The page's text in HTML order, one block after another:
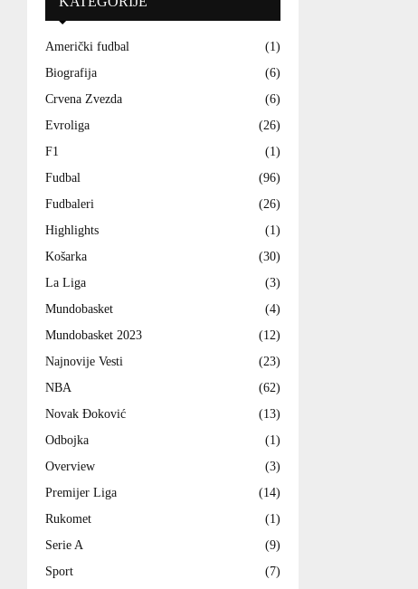
Američki fudbal
(1)
Biografija
(6)
Crvena Zvezda
(6)
Evroliga
(26)
F1
(1)
Fudbal
(96)
Fudbaleri
(26)
Highlights
(1)
Košarka
(30)
La Liga
(3)
Mundobasket
(4)
Mundobasket 2023
(12)
Najnovije Vesti
(23)
NBA
(62)
Novak Đoković
(13)
Odbojka
(1)
Overview
(3)
Premijer Liga
(14)
Rukomet
(1)
Serie A
(9)
Sport
(7)